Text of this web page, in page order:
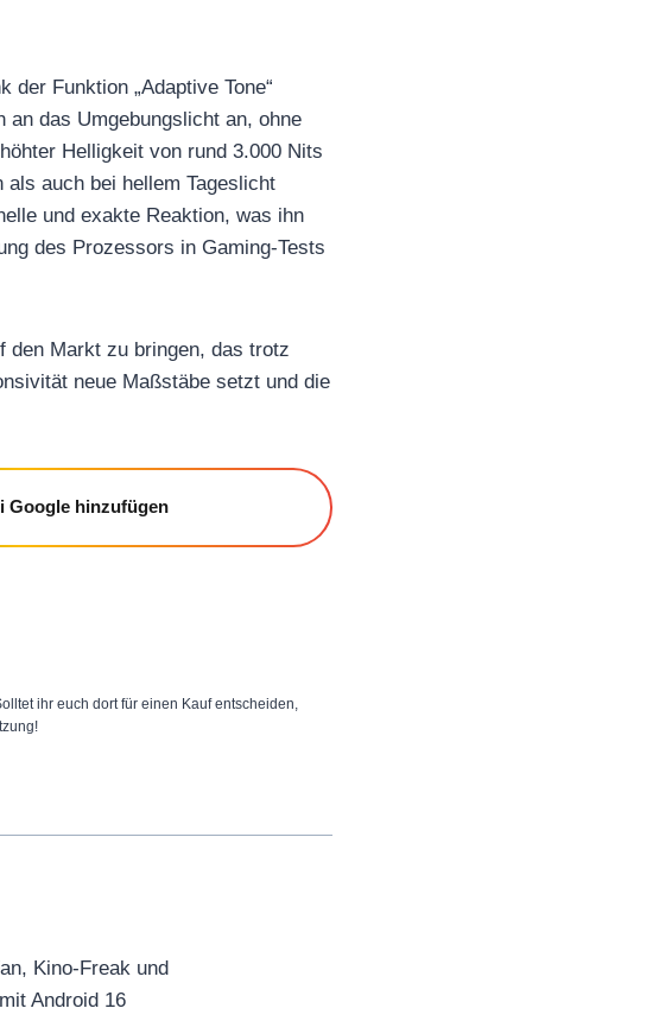
Funktion „Adaptive Tone“
das Umgebungslicht an, ohne
Helligkeit von rund 3.000 Nits
auch bei hellem Tageslicht
und exakte Reaktion, was ihn
des Prozessors in Gaming-Tests
den Markt zu bringen, das trotz
neue Maßstäbe setzt und die
Google hinzufügen
ihr euch dort für einen Kauf entscheiden,
Kino-Freak und
Android 16